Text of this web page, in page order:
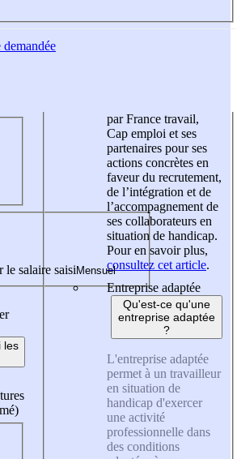
le salaire saisi
les
par France travail,
Cap emploi et ses
partenaires pour ses
actions concrètes en
faveur du recrutement,
de l’intégration et de
l’accompagnement de
ses collaborateurs en
situation de handicap.
Pour en savoir plus,
consultez cet article.
Entreprise adaptée
Qu'est-ce qu'une
entreprise adaptée
?
L'entreprise adaptée
permet à un travailleur
en situation de
handicap d'exercer
une activité
professionnelle dans
des conditions